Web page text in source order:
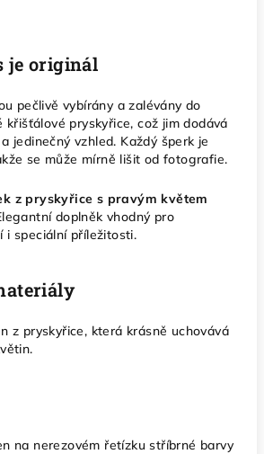
je originál
pečlivě vybírány a zalévány do
křišťálové pryskyřice, což jim dodává
jedinečný vzhled. Každý šperk je
se může mírně lišit od fotografie.
z pryskyřice s pravým květem
doplněk vhodný pro
i speciální příležitosti.
z pryskyřice, která krásně uchovává
na nerezovém řetízku stříbrné barvy